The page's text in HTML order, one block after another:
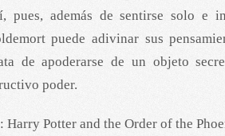
pues, además de sentirse solo e
puede adivinar sus
de apoderarse de un objeto
poder.
: Harry Potter and the Order of the